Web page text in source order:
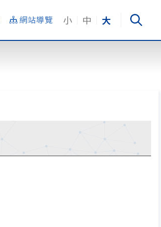
網站導覽 小 中 大